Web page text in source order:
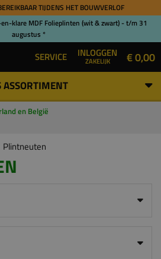
TIJDENS HET BOUWVERLOF
klare MDF Folieplinten (wit & zwart) - t/m 31
augustus *
SERVICE INLOGGEN
ZAKELIJK € 0,00
ASSORTIMENT
en België
Plintneuten